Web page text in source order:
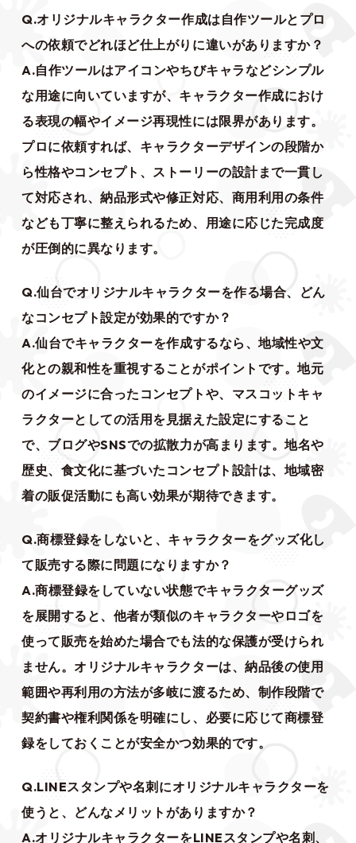
Q.オリジナルキャラクター作成は自作ツールとプロ
への依頼でどれほど仕上がりに違いがありますか？
A.自作ツールはアイコンやちびキャラなどシンプル
な用途に向いていますが、キャラクター作成におけ
る表現の幅やイメージ再現性には限界があります。
プロに依頼すれば、キャラクターデザインの段階か
ら性格やコンセプト、ストーリーの設計まで一貫し
て対応され、納品形式や修正対応、商用利用の条件
なども丁寧に整えられるため、用途に応じた完成度
が圧倒的に異なります。
Q.仙台でオリジナルキャラクターを作る場合、どん
なコンセプト設定が効果的ですか？
A.仙台でキャラクターを作成するなら、地域性や文
化との親和性を重視することがポイントです。地元
のイメージに合ったコンセプトや、マスコットキャ
ラクターとしての活用を見据えた設定にすること
で、ブログやSNSでの拡散力が高まります。地名や
歴史、食文化に基づいたコンセプト設計は、地域密
着の販促活動にも高い効果が期待できます。
Q.商標登録をしないと、キャラクターをグッズ化し
て販売する際に問題になりますか？
A.商標登録をしていない状態でキャラクターグッズ
を展開すると、他者が類似のキャラクターやロゴを
使って販売を始めた場合でも法的な保護が受けられ
ません。オリジナルキャラクターは、納品後の使用
範囲や再利用の方法が多岐に渡るため、制作段階で
契約書や権利関係を明確にし、必要に応じて商標登
録をしておくことが安全かつ効果的です。
Q.LINEスタンプや名刺にオリジナルキャラクターを
使うと、どんなメリットがありますか？
A.オリジナルキャラクターをLINEスタンプや名刺、